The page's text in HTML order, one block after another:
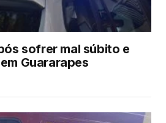
sofrer mal súbito e
Guararapes